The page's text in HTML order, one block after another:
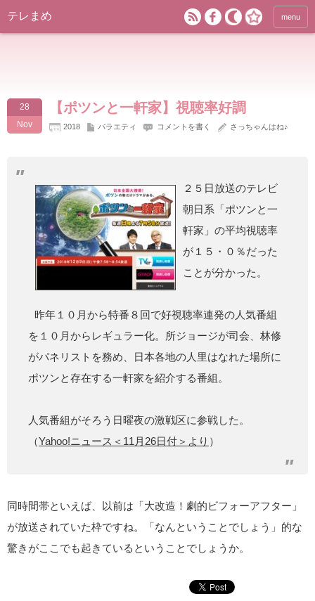
テレまめ menu
28
Nov
【ポツンと一軒家】視聴率好調
2018 バラエティ コメントを書く さっちゃんはね♪
２５日放送のテレビ
朝日系「ポツンと一
軒家」の平均視聴率
が１５・０％だった
ことが分かった。
昨年１０月から特番８回で好視聴率連発の人気番組
を１０月からレギュラー化。所ジョージが司会、林修
がパネリストを務め、日本各地の人里はなれた場所に
ポツンと存在する一軒家を紹介する番組。
人気番組がそろう日曜夜の激戦区に参戦した。
（Yahoo!ニュース＜11月26日付＞より ）
同時間帯といえば、以前は「大改造！劇的ビフォーアフター」
が放送されていた枠ですね。「なんということでしょう」的な
驚きがここでも起きているということでしょうか。